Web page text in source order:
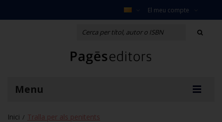
El meu compte
Menu
Inici / Tralla per als penitents